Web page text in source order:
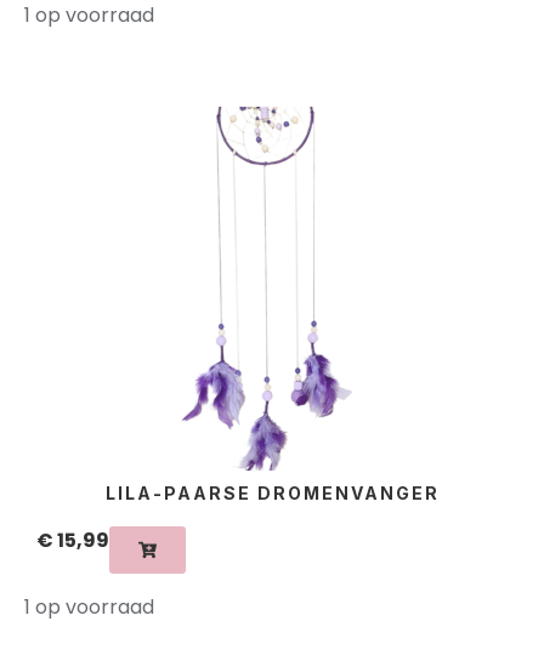
1 op voorraad
LILA-PAARSE DROMENVANGER
€15,99
1 op voorraad